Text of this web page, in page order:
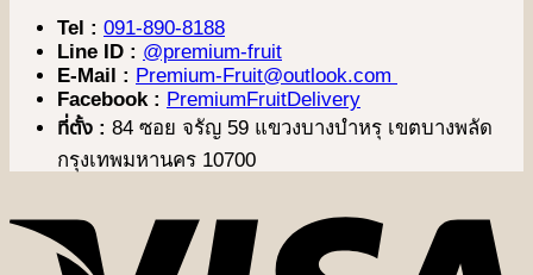
Tel : 091-890-8188
Line ID : @premium-fruit
E-Mail : Premium-Fruit@outlook.com
Facebook : PremiumFruitDelivery
ที่ตั้ง : 84 ซอย จรัญ 59 แขวงบางบำหรุ เขตบางพลัด
กรุงเทพมหานคร 10700